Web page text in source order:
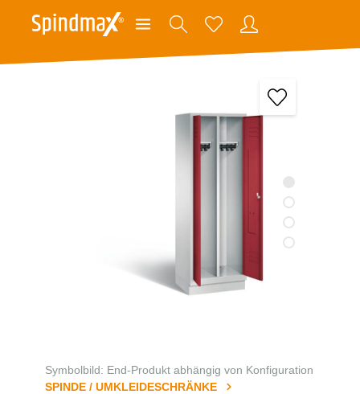
Symbolbild: End-Produkt abhängig von Konfiguration
SPINDE / UMKLEIDESCHRÄNKE